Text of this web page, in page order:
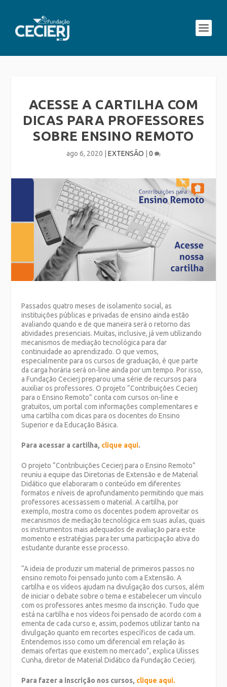
ACESSE A CARTILHA COM
DICAS PARA PROFESSORES
SOBRE ENSINO REMOTO
ago 6, 2020 EXTENSÃO 0
Passados quatro meses de isolamento social, as
instituições públicas e privadas de ensino ainda estão
avaliando quando e de que maneira será o retorno das
atividades presenciais. Muitas, inclusive, já vem utilizando
mecanismos de mediação tecnológica para dar
continuidade ao aprendizado. O que vemos,
especialmente para os cursos de graduação, é que parte
da carga horária será on-line ainda por um tempo. Por isso,
a Fundação Cecierj preparou uma série de recursos para
auxiliar os professores. O projeto “Contribuições Cecierj
para o Ensino Remoto” conta com cursos on-line e
gratuitos, um portal com informações complementares e
uma cartilha com dicas para os docentes do Ensino
Superior e da Educação Básica.
Para acessar a cartilha, clique aqui.
O projeto “Contribuições Cecierj para o Ensino Remoto”
reuniu a equipe das Diretorias de Extensão e de Material
Didático que elaboraram o conteúdo em diferentes
formatos e níveis de aprofundamento permitindo que mais
professores acessassem o material. A cartilha, por
exemplo, mostra como os docentes podem aproveitar os
mecanismos de mediação tecnológica em suas aulas, quais
os instrumentos mais adequados de avaliação para este
momento e estratégias para ter uma participação ativa do
estudante durante esse processo.
“A ideia de produzir um material de primeiros passos no
ensino remoto foi pensado junto com a Extensão. A
cartilha e os vídeos ajudam na divulgação dos cursos, além
de iniciar o debate sobre o tema e estabelecer um vínculo
com os professores antes mesmo da inscrição. Tudo que
está na cartilha e nos vídeos foi pensado de acordo com a
ementa de cada curso e, assim, podemos utilizar tanto na
divulgação quanto em recortes específicos de cada um.
Entendemos isso como um diferencial em relação às
demais ofertas que existem no mercado”, explica Ulisses
Cunha, diretor de Material Didático da Fundação Cecierj.
Para fazer a inscrição nos cursos, clique aqui.